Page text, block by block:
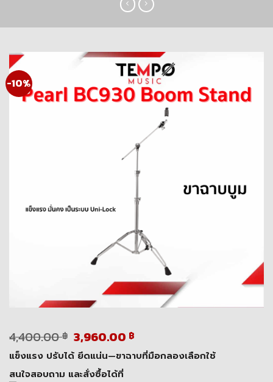
-10%
4,400.00฿ Original
price
was:
4,400.00 ฿.
3,960.00 ฿Current
price
is:
แข็งแรง ปรับได้ ยึดแน่น—ขาฉาบที่มือกลองเลือกใช้
สนใจสอบถาม และสั่งซื้อได้ที่